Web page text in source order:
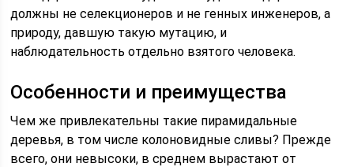
должны не селекционеров и не генных инженеров, а
природу, давшую такую мутацию, и
наблюдательность отдельно взятого человека.
Особенности и преимущества
Чем же привлекательны такие пирамидальные
деревья, в том числе колоновидные сливы? Прежде
всего, они невысоки, в среднем вырастают от